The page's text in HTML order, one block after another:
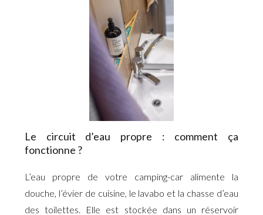
Le circuit d’eau propre : comment ça
fonctionne ?
L’eau propre de votre camping-car alimente la
douche, l’évier de cuisine, le lavabo et la chasse d’eau
des toilettes. Elle est stockée dans un réservoir